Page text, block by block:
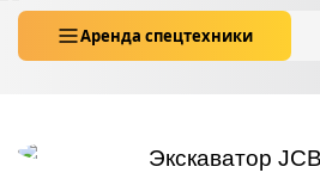
Аренда спецтехники
Экскаватор